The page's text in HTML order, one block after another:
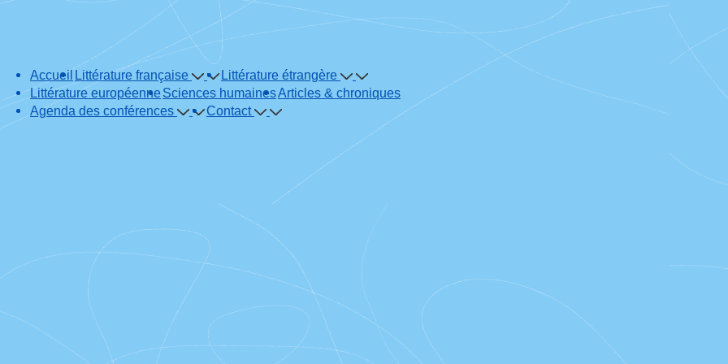
Navigation
Accueil Littérature française
Littérature étrangère
Littérature européenne Sciences humainesArticles & chroniques
Agenda des conférences
Contact